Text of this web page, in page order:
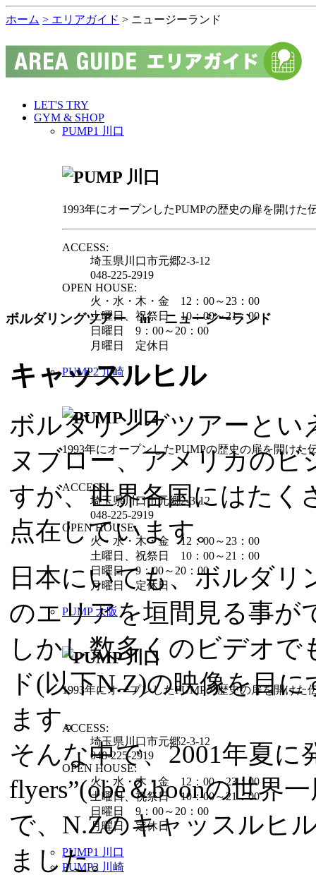
ホーム > エリアガイド > ニュージーランド
LET'S TRY
GYM & SHOP
PUMP1 川口
1993年にオープンしたPUMPの歴史の扉を開けた
ACCESS:
埼玉県川口市元郷2-3-12
048-225-2919
OPEN HOUSE:
火・水・木・金 12：00～23：00
土曜日、祝祭日 10：00～21：00
日曜日 9：00～20：00
月曜日 定休日
PUMP2 川崎
1993年にオープンしたPUMPの歴史の扉を開けた
ACCESS:
埼玉県川口市元郷2-3-12
048-225-2919
OPEN HOUSE:
火・水・木・金 12：00～23：00
土曜日、祝祭日 10：00～21：00
日曜日 9：00～20：00
月曜日 定休日
PUMP 大阪
1993年にオープンしたPUMPの歴史の扉を開けた
ACCESS:
埼玉県川口市元郷2-3-12
048-225-2919
OPEN HOUSE:
火・水・木・金 12：00～23：00
土曜日、祝祭日 10：00～21：00
日曜日 9：00～20：00
月曜日 定休日
PUMP1 川口
PUMP2 川崎
ボルダリングツアー in ニュージーランド
キャッスルヒル
ボルダリングツアーとい
ヌブロー、アメリカの
すが、世界各国にはたく
点在しています。
日本にいても、ボルダ
のエリアを垣間見る事が
しかし数多くのビデオ
ド(以下N.Z)の映像を目
ます。
そんな中で、2001年夏
flyers”(obe＆boonの世界
で、N.Zのキャッスルヒ
ました。